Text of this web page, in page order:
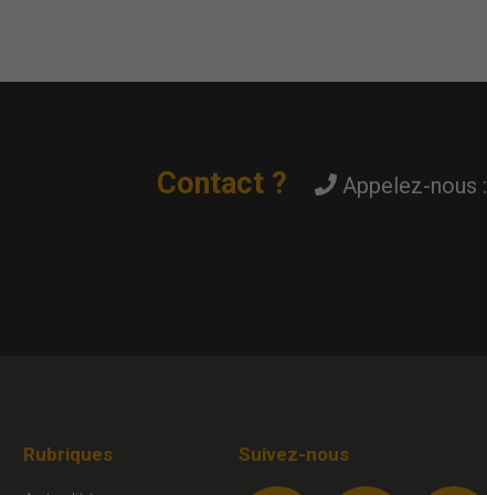
Contact ? Appelez-nous :
Rubriques Suivez-nous